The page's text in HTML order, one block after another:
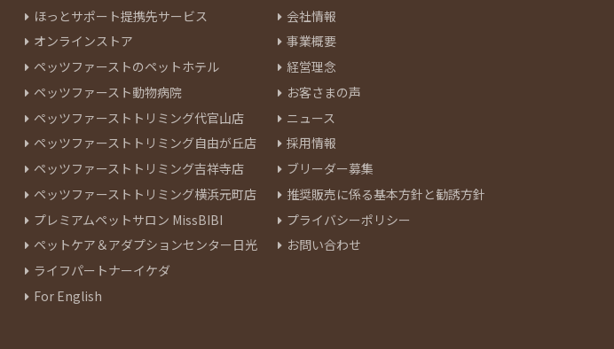
ほっとサポート提携先サービス
オンラインストア
ペッツファーストのペットホテル
ペッツファースト動物病院
ペッツファーストトリミング代官山店
ペッツファーストトリミング自由が丘店
ペッツファーストトリミング吉祥寺店
ペッツファーストトリミング横浜元町店
プレミアムペットサロン MissBIBI
ペットケア＆アダプションセンター日光
ライフパートナーイケダ
For English
会社情報
事業概要
経営理念
お客さまの声
ニュース
採用情報
ブリーダー募集
推奨販売に係る基本方針と勧誘方針
プライバシーポリシー
お問い合わせ